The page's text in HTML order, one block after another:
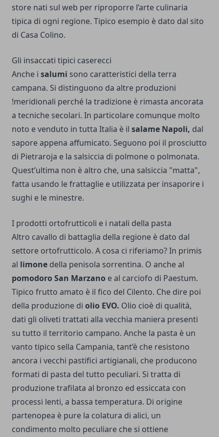
store nati sul web per riproporre l’arte culinaria
tipica di ogni regione. Tipico esempio è dato dal sito
di Casa Colino.
Gli insaccati tipici caserecci
Anche i salumi sono caratteristici della terra
campana. Si distinguono da altre produzioni
!meridionali perché la tradizione è rimasta ancorata
a tecniche secolari. In particolare comunque molto
noto e venduto in tutta Italia è il salame Napoli, dal
sapore appena affumicato. Seguono poi il prosciutto
di Pietraroja e la salsiccia di polmone o polmonata.
Quest’ultima non è altro che, una salsiccia "matta",
fatta usando le frattaglie e utilizzata per insaporire i
sughi e le minestre.
I prodotti ortofrutticoli e i natali della pasta
Altro cavallo di battaglia della regione è dato dal
settore ortofrutticolo. A cosa ci riferiamo? In primis
al limone della penisola sorrentina. O anche al
pomodoro San Marzano e al carciofo di Paestum.
Tipico frutto amato è il fico del Cilento. Che dire poi
della produzione di olio EVO. Olio cioè di qualità,
dati gli oliveti trattati alla vecchia maniera presenti
su tutto il territorio campano. Anche la pasta è un
vanto tipico sella Campania, tant’è che resistono
ancora i vecchi pastifici artigianali, che producono
formati di pasta del tutto peculiari. Si tratta di
produzione trafilata al bronzo ed essiccata con
processi lenti, a bassa temperatura. Di origine
partenopea è pure la colatura di alici, un
condimento molto peculiare che si ottiene